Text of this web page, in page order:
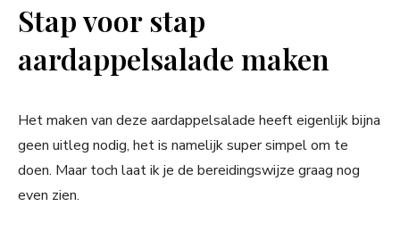
Stap voor stap
aardappelsalade maken
Het maken van deze aardappelsalade heeft eigenlijk bijna
geen uitleg nodig, het is namelijk super simpel om te
doen. Maar toch laat ik je de bereidingswijze graag nog
even zien.